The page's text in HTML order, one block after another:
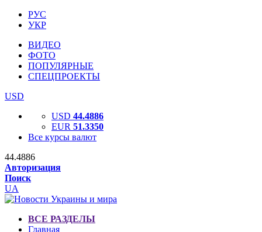
РУС
УКР
ВИДЕО
ФОТО
ПОПУЛЯРНЫЕ
СПЕЦПРОЕКТЫ
USD
USD 44.4886
EUR 51.3350
Все курсы валют
44.4886
Авторизация
Поиск
UA
ВСЕ РАЗДЕЛЫ
Главная